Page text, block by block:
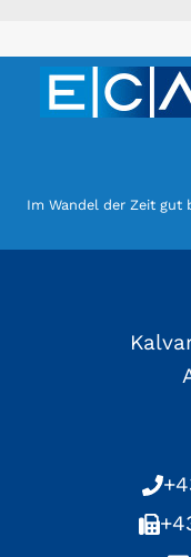
Im Wandel der Zeit gut